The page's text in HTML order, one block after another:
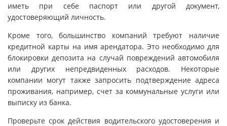
иметь при себе паспорт или другой документ,
удостоверяющий личность.
Кроме того, большинство компаний требуют наличие
кредитной карты на имя арендатора. Это необходимо для
блокировки депозита на случай повреждений автомобиля
или других непредвиденных расходов. Некоторые
компании могут также запросить подтверждение адреса
проживания, например, счет за коммунальные услуги или
выписку из банка.
Проверьте срок действия водительского удостоверения и